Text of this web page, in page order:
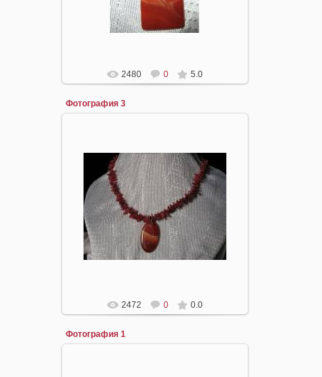
2480 0 5.0
Фотография 3
16.04.2008
mirpiar
2472 0 0.0
Фотография 1